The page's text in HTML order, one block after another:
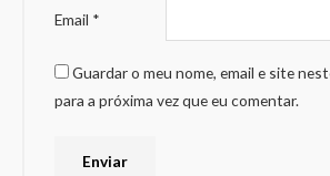
Email *
Guardar o meu nome, email e site
para a próxima vez que eu comentar.